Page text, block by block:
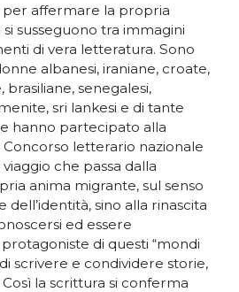
per affermare la propria
susseguono tra immagini
di vera letteratura. Sono
albanesi, iraniane, croate,
brasiliane, senegalesi,
sri lankesi e di tante
hanno partecipato alla
letterario nazionale
che passa dalla
anima migrante, sul senso
dell’identità, sino alla rinascita
ed essere
di questi “mondi
scrivere e condividere storie,
la scrittura si conferma